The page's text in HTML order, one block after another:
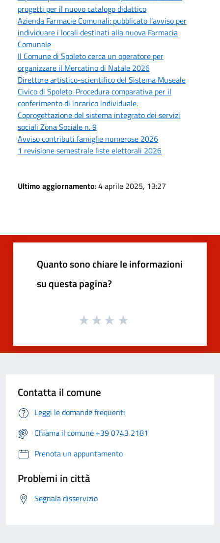
progetti per il nuovo catalogo didattico
Azienda Farmacie Comunali: pubblicato l’avviso per
individuare i locali destinati alla nuova Farmacia
Comunale
Il Comune di Spoleto cerca un operatore per
organizzare il Mercatino di Natale 2026
Direttore artistico-scientifico del Sistema Museale
Civico di Spoleto. Procedura comparativa per il
conferimento di incarico individuale.
Coprogettazione del sistema integrato dei servizi
sociali Zona Sociale n. 9
Avviso contributi famiglie numerose 2026
1 revisione semestrale liste elettorali 2026
Ultimo aggiornamento: 4 aprile 2025, 13:27
Quanto sono chiare le informazioni
su questa pagina?
Contatta il comune
Leggi le domande frequenti
Chiama il comune +39 0743 2181
Prenota un appuntamento
Problemi in città
Segnala disservizio